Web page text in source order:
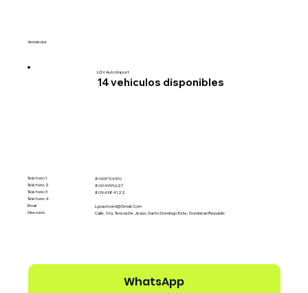
Teléfono 1
Teléfono 2
Teléfono 3
Teléfono 4
Email
Dirección
8093794310
8094991627
8094384122
Lgvautosrd@gmail.com
Calle, Sta. Teresa De Jesús, Santo Domingo Este, Dominican Republic
Vendedor
LGV Auto Import
14vehiculos disponibles
WhatsApp